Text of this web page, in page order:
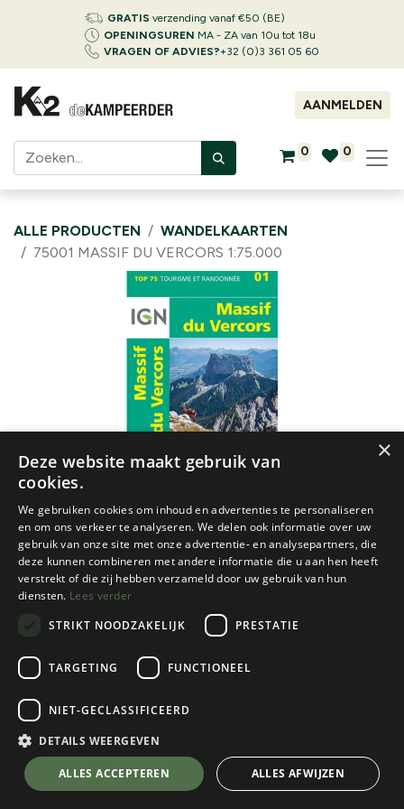
GRATIS verzending vanaf €50 (BE)
OPENINGSUREN MA - ZA van 10u tot 18u
VRAGEN OF ADVIES?+32 (0)3 361 05 60
AANMELDEN
0 0
ALLE PRODUCTEN
WANDELKAARTEN
75001 MASSIF DU VERCORS 1:75.000
IGN
75001 Massif du Vercors 1:75.000
€
10,95
💬 Stel je vraag over dit product via WhatsApp
×
Deze website maakt gebruik van
cookies.
We gebruiken cookies om inhoud en advertenties te personaliseren
en om ons verkeer te analyseren. We delen ook informatie over uw
gebruik van onze site met onze advertentie- en analysepartners, die
deze kunnen combineren met andere informatie die u aan hen heeft
verstrekt of die zij hebben verzameld door uw gebruik van hun
diensten. Lees verder
STRIKT NOODZAKELIJK
PRESTATIE
TARGETING FUNCTIONEEL
NIET-GECLASSIFICEERD
DETAILS WEERGEVEN
ALLES ACCEPTEREN ALLES AFWIJZEN